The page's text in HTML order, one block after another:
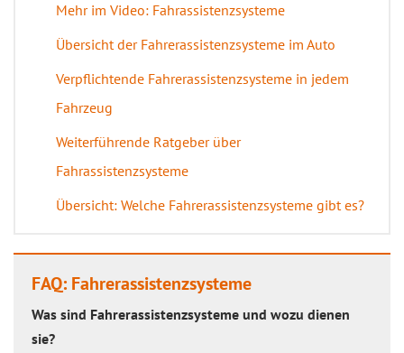
Mehr im Video: Fahrassistenzsysteme
Übersicht der Fahrerassistenzsysteme im Auto
Verpflichtende Fahrerassistenzsysteme in jedem
Fahrzeug
Weiterführende Ratgeber über
Fahrassistenzsysteme
Übersicht: Welche Fahrerassistenzsysteme gibt es?
FAQ: Fahrerassistenzsysteme
Was sind Fahrerassistenzsysteme und wozu dienen
sie?